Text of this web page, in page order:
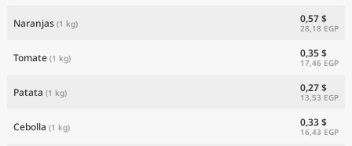
Naranjas (1 kg) 0,57 $
28,18 EGP
Tomate (1 kg) 0,35 $
17,46 EGP
Patata (1 kg) 0,27 $
13,53 EGP
Cebolla (1 kg) 0,33 $
16,43 EGP